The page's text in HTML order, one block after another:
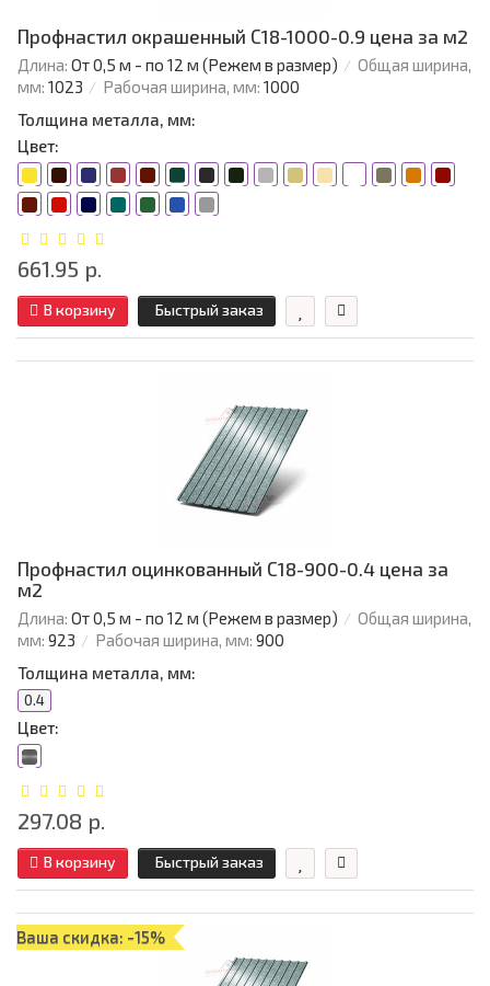
Профнастил окрашенный С18-1000-0.9 цена за м2
Длина: От 0,5 м - по 12 м (Режем в размер)
Общая ширина,
мм: 1023 Рабочая ширина, мм: 1000
Толщина металла, мм:
Цвет:
661.95 р.
В корзину Быстрый заказ
Профнастил оцинкованный С18-900-0.4 цена за
м2
Длина: От 0,5 м - по 12 м (Режем в размер)
Общая ширина,
мм: 923 Рабочая ширина, мм: 900
Толщина металла, мм:
0.4
Цвет:
297.08 р.
В корзину Быстрый заказ
Ваша скидка: -15%